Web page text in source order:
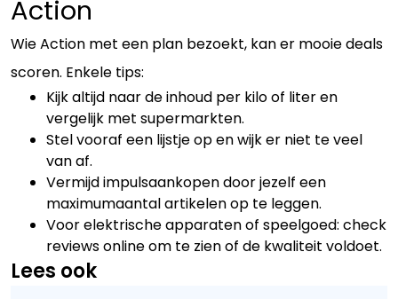
Action
Wie Action met een plan bezoekt, kan er mooie deals
scoren. Enkele tips:
Kijk altijd naar de inhoud per kilo of liter en
vergelijk met supermarkten.
Stel vooraf een lijstje op en wijk er niet te veel
van af.
Vermijd impulsaankopen door jezelf een
maximumaantal artikelen op te leggen.
Voor elektrische apparaten of speelgoed: check
reviews online om te zien of de kwaliteit voldoet.
Lees ook